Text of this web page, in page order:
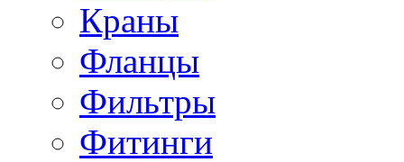
Краны
Фланцы
Фильтры
Фитинги